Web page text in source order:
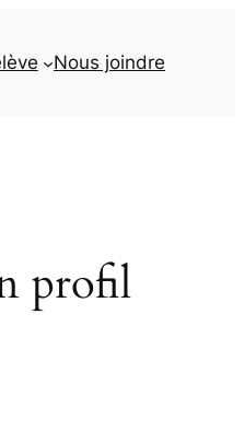
Nous joindre
profil